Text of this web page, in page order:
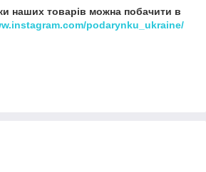
наших товарів можна побачити в
podarynku_ukraine/